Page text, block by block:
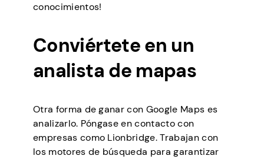
conocimientos!
Conviértete en un
analista de mapas
Otra forma de ganar con Google Maps es
analizarlo. Póngase en contacto con
empresas como Lionbridge. Trabajan con
los motores de búsqueda para garantizar